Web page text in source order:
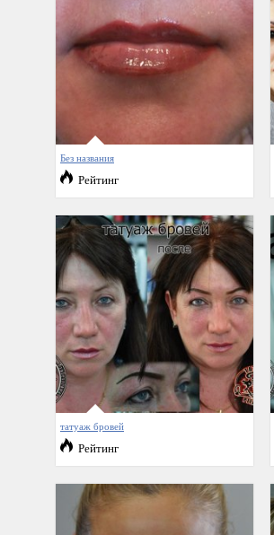
Без названия
Рейтинг
татуаж бровей
Рейтинг